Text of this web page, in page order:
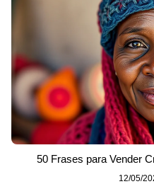
50 Frases para Vender
12/05/